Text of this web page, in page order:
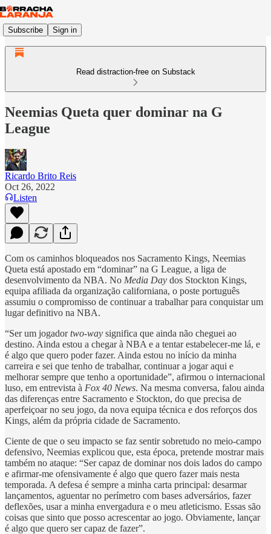
Subscribe Sign in
Read distraction-free on Substack
Neemias Queta quer dominar na G
League
Ricardo Brito Reis
Oct 26, 2022
Listen
Com os caminhos bloqueados nos Sacramento Kings, Neemias
Queta está apostado em “dominar” na G League, a liga de
desenvolvimento da NBA. No Media Day dos Stockton Kings,
equipa afiliada da organização californiana, o poste português
assumiu o compromisso de continuar a trabalhar para conquistar um
lugar definitivo na NBA.
“Ser um jogadortwo-way significa que ainda não cheguei ao
destino. Ainda estou a chegar à NBA e a tentar estabelecer-me lá, e
é algo que quero poder fazer. Ainda estou no início da minha
carreira e sei que tenho de trabalhar, continuar a jogar aqui e
melhorar sempre que tenho a oportunidade”, afirmou o internacional
luso, em entrevista à Fox 40 News. Na mesma conversa, falou ainda
das diferenças entre Sacramento e Stockton, do que precisa de
aperfeiçoar no seu jogo, da nova equipa técnica e dos reforços dos
Kings, além da própria cidade de Sacramento.
Ciente de que o seu impacto se faz sentir sobretudo no meio-campo
defensivo, Neemias explicou que, esta época, pretende mostrar mais
também no ataque: “Ser capaz de dominar nos dois lados do campo
e afirmar-me ofensivamente é algo que quero fazer mais nesta
temporada. A defesa é sempre a minha carta principal: desarmar
lançamentos, aguentar no perímetro com bases adversários, fazer
deflexões, usar a minha envergadura e o meu atleticismo. Essas são
coisas que sinto que posso acrescentar ao jogo. Obviamente, lançar
é algo que quero ser capaz de fazer”.